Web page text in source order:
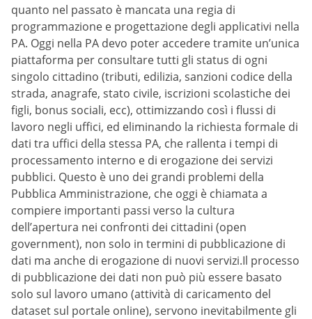
quanto nel passato è mancata una regia di
programmazione e progettazione degli applicativi nella
PA. Oggi nella PA devo poter accedere tramite un’unica
piattaforma per consultare tutti gli status di ogni
singolo cittadino (tributi, edilizia, sanzioni codice della
strada, anagrafe, stato civile, iscrizioni scolastiche dei
figli, bonus sociali, ecc), ottimizzando così i flussi di
lavoro negli uffici, ed eliminando la richiesta formale di
dati tra uffici della stessa PA, che rallenta i tempi di
processamento interno e di erogazione dei servizi
pubblici. Questo è uno dei grandi problemi della
Pubblica Amministrazione, che oggi è chiamata a
compiere importanti passi verso la cultura
dell’apertura nei confronti dei cittadini (open
government), non solo in termini di pubblicazione di
dati ma anche di erogazione di nuovi servizi.Il processo
di pubblicazione dei dati non può più essere basato
solo sul lavoro umano (attività di caricamento del
dataset sul portale online), servono inevitabilmente gli